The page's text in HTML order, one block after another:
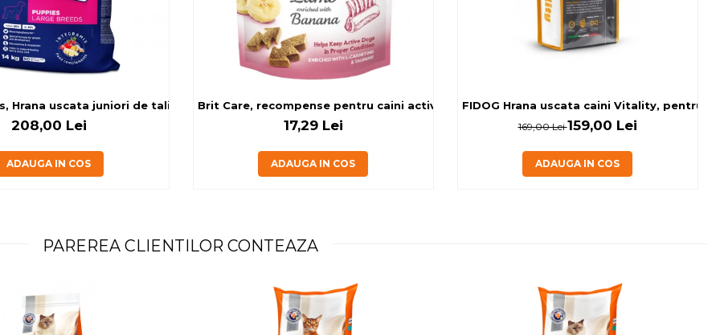
Hrana uscata juniori de talie mare, cu pui, 14kg
208,00 Lei
ADAUGA IN COS
Brit Care, recompense pentru caini activi, cu banane si miel, 0.15kg
17,29 Lei
ADAUGA IN COS
FIDOG Hrana uscata caini Vitality, pentru
169,00 Lei159,00 Lei
ADAUGA IN COS
PAREREA CLIENTILOR CONTEAZA